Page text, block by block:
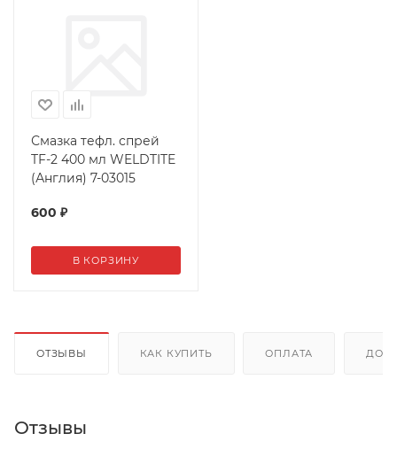
Смазка тефл. спрей
TF-2 400 мл WELDTITE
(Англия) 7-03015
600 ₽
В КОРЗИНУ
ОТЗЫВЫ КАК КУПИТЬ ОПЛАТА
Отзывы